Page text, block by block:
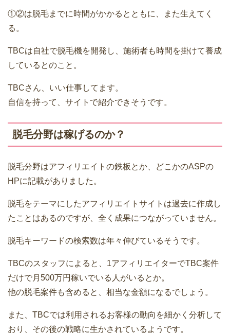
①②は脱毛までに時間がかかるとともに、また生えてく
る。
TBCは自社で脱毛機を開発し、施術者も時間を掛けて養成
しているとのこと。
TBCさん、いい仕事してます。
自信を持って、サイトで紹介できそうです。
脱毛分野は稼げるのか？
脱毛分野はアフィリエイトの鉄板とか、どこかのASPの
HPに記載がありました。
脱毛をテーマにしたアフィリエイトサイトは過去に作成し
たことはあるのですが、全く成果につながっていません。
脱毛キーワードの検索数は年々伸びているそうです。
TBCのスタッフによると、1アフィリエイターでTBC案件
だけで月500万円稼いでいる人がいるとか。
他の脱毛案件も含めると、相当な金額になるでしょう。
また、TBCでは利用されるお客様の動向を細かく分析して
おり、その後の戦略に生かされているようです。